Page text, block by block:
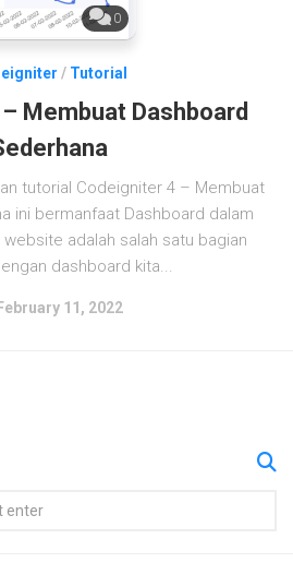
0
/ Tutorial
Membuat Dashboard
ini bermanfaat Dashboard dalam
adalah salah satu bagian
dashboard kita...
February 11, 2022